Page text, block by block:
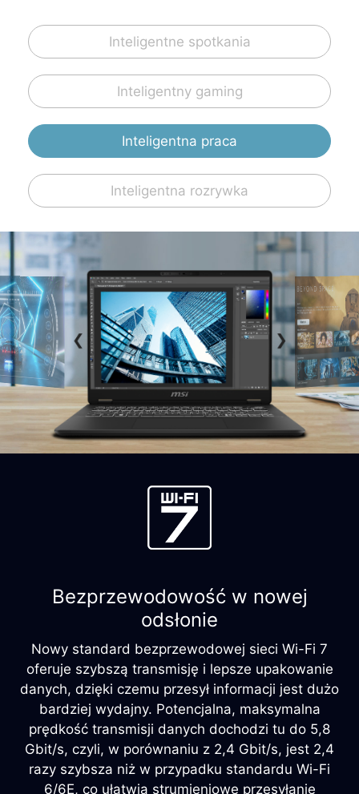
Inteligentne spotkania
Inteligentny gaming
Inteligentna praca
Inteligentna rozrywka
Bezprzewodowość w nowej
odsłonie
Nowy standard bezprzewodowej sieci Wi-Fi 7
oferuje szybszą transmisję i lepsze upakowanie
danych, dzięki czemu przesył informacji jest dużo
bardziej wydajny. Potencjalna, maksymalna
prędkość transmisji danych dochodzi tu do 5,8
Gbit/s, czyli, w porównaniu z 2,4 Gbit/s, jest 2,4
razy szybsza niż w przypadku standardu Wi-Fi
6/6E, co ułatwia strumieniowe przesyłanie